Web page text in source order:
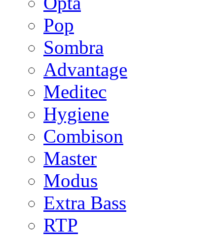
Pop
Sombra
Advantage
Meditec
Hygiene
Combison
Master
Modus
Extra Bass
RTP